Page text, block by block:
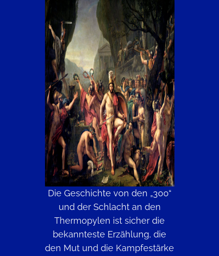
Die Geschichte von den „300“
und der Schlacht an den
Thermopylen ist sicher die
bekannteste Erzählung, die
den Mut und die Kampfestärke